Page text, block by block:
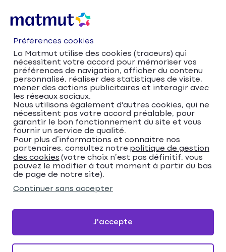
Accueil
Trouver votre agence Matmut
Nouvelle-Aquitaine
Charente-Maritime
Puilboreau
Trouver votre agence
Matmut
Veuillez renseigner une adresse
Me localiser
Les agences Matmut Puilboreau
Préférences cookies
La Matmut utilise des cookies (traceurs) qui
nécessitent votre accord pour mémoriser vos
préférences de navigation, afficher du contenu
personnalisé, réaliser des statistiques de visite,
mener des actions publicitaires et interagir avec
les réseaux sociaux.
Nous utilisons également d'autres cookies, qui ne
nécessitent pas votre accord préalable, pour
garantir le bon fonctionnement du site et vous
fournir un service de qualité.
Pour plus d’informations et connaitre nos
partenaires, consultez notre politique de gestion
des cookies (votre choix n’est pas définitif, vous
pouvez le modifier à tout moment à partir du bas
de page de notre site).
Continuer sans accepter
J'accepte